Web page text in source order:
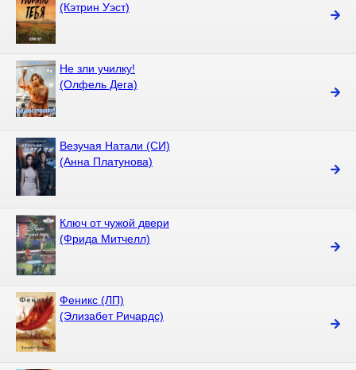
(Кэтрин Уэст)
Не зли училку!
(Олфель Дега)
Везучая Натали (СИ)
(Анна Платунова)
Ключ от чужой двери
(Фрида Митчелл)
Феникс (ЛП)
(Элизабет Ричардс)